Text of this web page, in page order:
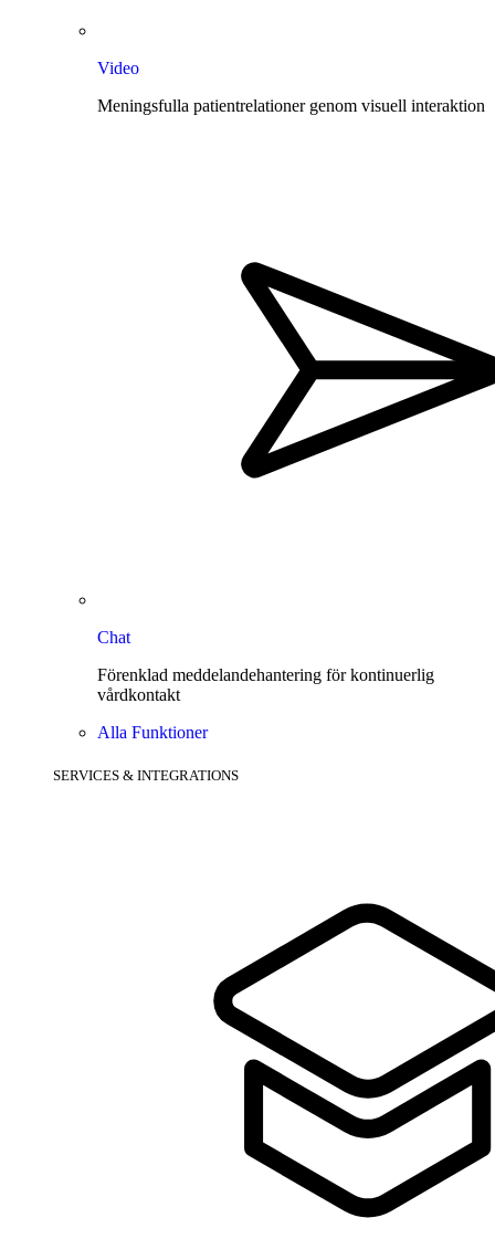
Video
Meningsfulla patientrelationer genom visuell interaktion
Chat
Förenklad meddelandehantering för kontinuerlig
vårdkontakt
Alla Funktioner
SERVICES & INTEGRATIONS